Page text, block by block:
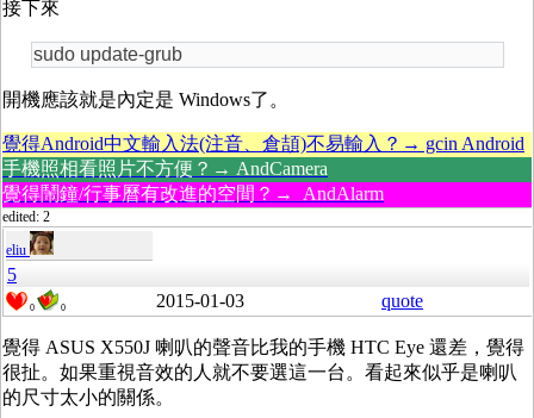
接下來
sudo update-grub
開機應該就是內定是 Windows了。
覺得Android中文輸入法(注音、倉頡)不易輸入？→ gcin Android
手機照相看照片不方便？→ AndCamera
覺得鬧鐘/行事曆有改進的空間？→ AndAlarm
edited: 2
eliu
5
0 0 2015-01-03 quote
覺得 ASUS X550J 喇叭的聲音比我的手機 HTC Eye 還差，覺得
很扯。如果重視音效的人就不要選這一台。看起來似乎是喇叭
的尺寸太小的關係。